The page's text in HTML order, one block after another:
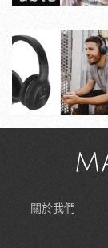
關於我們